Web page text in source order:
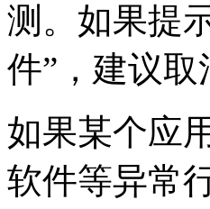
测。如果提
件”，建议取
如果某个应
软件等异常